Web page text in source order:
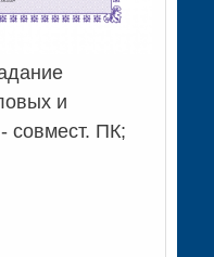
и
совмест. ПК;